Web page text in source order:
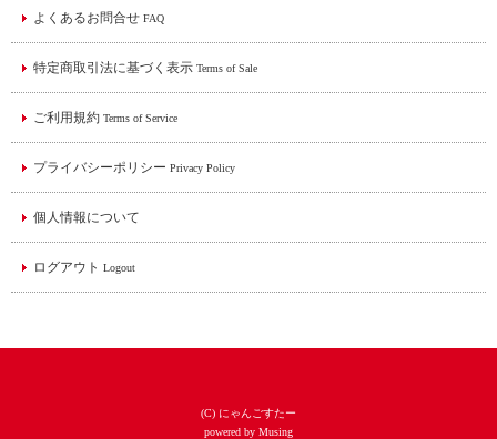
よくあるお問合せ FAQ
特定商取引法に基づく表示 Terms of Sale
ご利用規約 Terms of Service
プライバシーポリシー Privacy Policy
個人情報について
ログアウト Logout
(C) にゃんごすたー
powered by Musing